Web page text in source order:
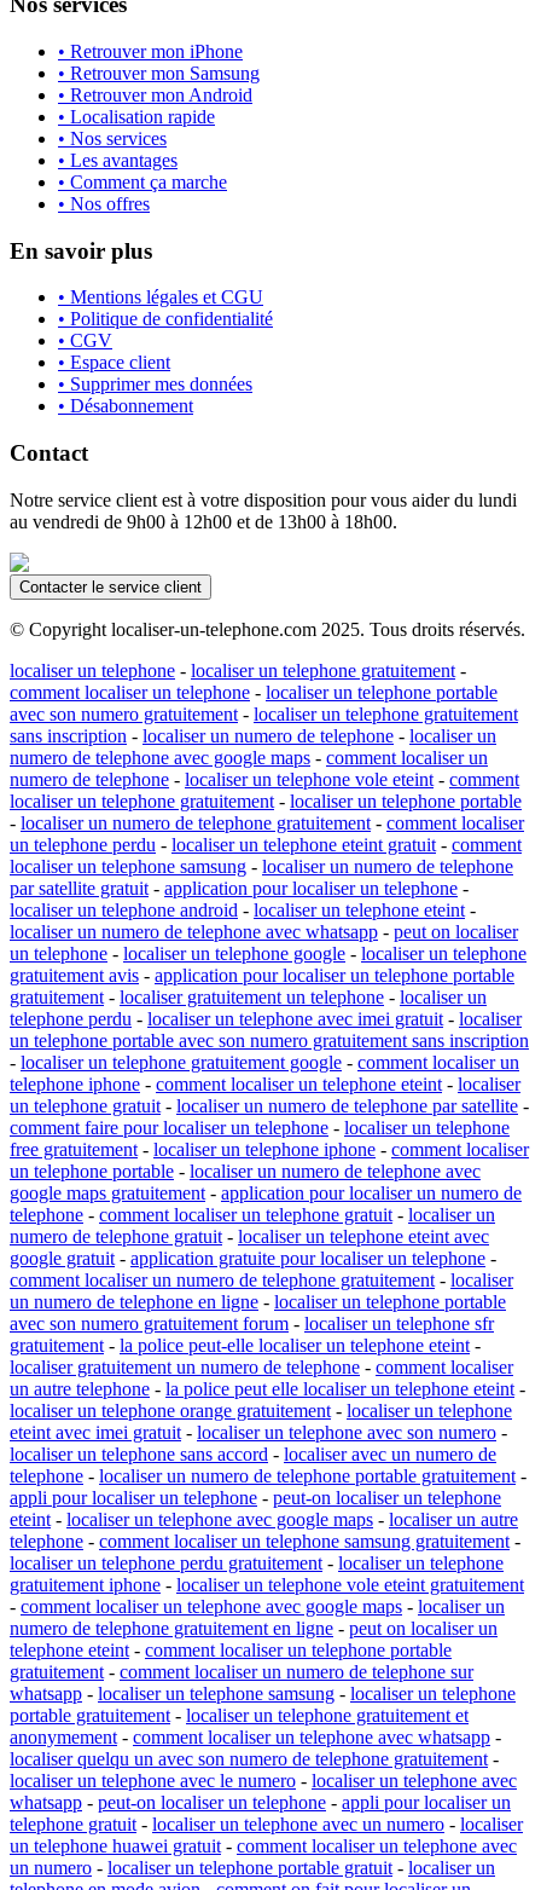
• Retrouver mon iPhone
• Retrouver mon Samsung
• Retrouver mon Android
• Localisation rapide
• Nos services
• Les avantages
• Comment ça marche
• Nos offres
En savoir plus
• Mentions légales et CGU
• Politique de confidentialité
• CGV
• Espace client
• Supprimer mes données
• Désabonnement
Contact
Notre service client est à votre disposition pour vous aider du lundi
au vendredi de 9h00 à 12h00 et de 13h00 à 18h00.
Contacter le service client
© Copyright localiser-un-telephone.com 2025. Tous droits réservés.
localiser un telephone - localiser un telephone gratuitement -
comment localiser un telephone - localiser un telephone portable
avec son numero gratuitement - localiser un telephone gratuitement
sans inscription - localiser un numero de telephone - localiser un
numero de telephone avec google maps - comment localiser un
numero de telephone - localiser un telephone vole eteint - comment
localiser un telephone gratuitement - localiser un telephone portable
- localiser un numero de telephone gratuitement - comment localiser
un telephone perdu - localiser un telephone eteint gratuit - comment
localiser un telephone samsung - localiser un numero de telephone
par satellite gratuit - application pour localiser un telephone -
localiser un telephone android - localiser un telephone eteint -
localiser un numero de telephone avec whatsapp - peut on localiser
un telephone - localiser un telephone google - localiser un telephone
gratuitement avis - application pour localiser un telephone portable
gratuitement - localiser gratuitement un telephone - localiser un
telephone perdu - localiser un telephone avec imei gratuit - localiser
un telephone portable avec son numero gratuitement sans inscription
- localiser un telephone gratuitement google - comment localiser un
telephone iphone - comment localiser un telephone eteint - localiser
un telephone gratuit - localiser un numero de telephone par satellite -
comment faire pour localiser un telephone - localiser un telephone
free gratuitement - localiser un telephone iphone - comment localiser
un telephone portable - localiser un numero de telephone avec
google maps gratuitement - application pour localiser un numero de
telephone - comment localiser un telephone gratuit - localiser un
numero de telephone gratuit - localiser un telephone eteint avec
google gratuit - application gratuite pour localiser un telephone -
comment localiser un numero de telephone gratuitement - localiser
un numero de telephone en ligne - localiser un telephone portable
avec son numero gratuitement forum - localiser un telephone sfr
gratuitement - la police peut-elle localiser un telephone eteint -
localiser gratuitement un numero de telephone - comment localiser
un autre telephone - la police peut elle localiser un telephone eteint -
localiser un telephone orange gratuitement - localiser un telephone
eteint avec imei gratuit - localiser un telephone avec son numero -
localiser un telephone sans accord - localiser avec un numero de
telephone - localiser un numero de telephone portable gratuitement -
appli pour localiser un telephone - peut-on localiser un telephone
eteint - localiser un telephone avec google maps - localiser un autre
telephone - comment localiser un telephone samsung gratuitement -
localiser un telephone perdu gratuitement - localiser un telephone
gratuitement iphone - localiser un telephone vole eteint gratuitement
- comment localiser un telephone avec google maps - localiser un
numero de telephone gratuitement en ligne - peut on localiser un
telephone eteint - comment localiser un telephone portable
gratuitement - comment localiser un numero de telephone sur
whatsapp - localiser un telephone samsung - localiser un telephone
portable gratuitement - localiser un telephone gratuitement et
anonymement - comment localiser un telephone avec whatsapp -
localiser quelqu un avec son numero de telephone gratuitement -
localiser un telephone avec le numero - localiser un telephone avec
whatsapp - peut-on localiser un telephone - appli pour localiser un
telephone gratuit - localiser un telephone avec un numero - localiser
un telephone huawei gratuit - comment localiser un telephone avec
un numero - localiser un telephone portable gratuit - localiser un